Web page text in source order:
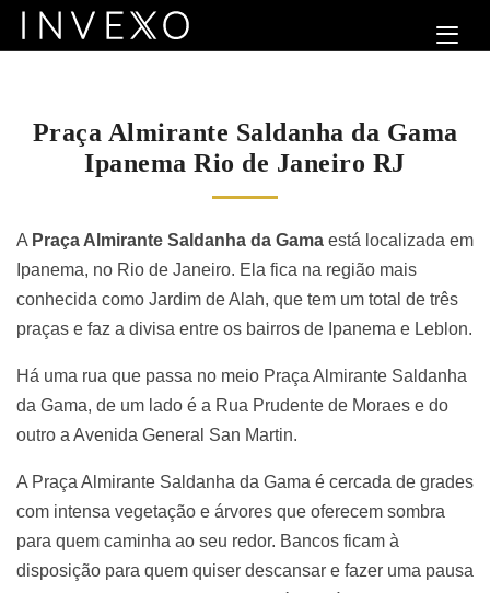
Praça Almirante Saldanha da Gama
Ipanema Rio de Janeiro RJ
A Praça Almirante Saldanha da Gama está localizada em
Ipanema, no Rio de Janeiro. Ela fica na região mais
conhecida como Jardim de Alah, que tem um total de três
praças e faz a divisa entre os bairros de Ipanema e Leblon.
Há uma rua que passa no meio Praça Almirante Saldanha
da Gama, de um lado é a Rua Prudente de Moraes e do
outro a Avenida General San Martin.
A Praça Almirante Saldanha da Gama é cercada de grades
com intensa vegetação e árvores que oferecem sombra
para quem caminha ao seu redor. Bancos ficam à
disposição para quem quiser descansar e fazer uma pausa